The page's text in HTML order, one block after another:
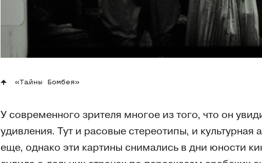
«Тайны Бомбея»
У современного зрителя многое из того, что он
удивления. Тут и расовые стереотипы, и культурная
еще, однако эти картины снимались в дни юности